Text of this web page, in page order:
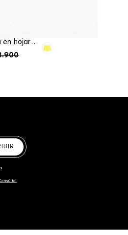
Short para niña en hojarota
.900